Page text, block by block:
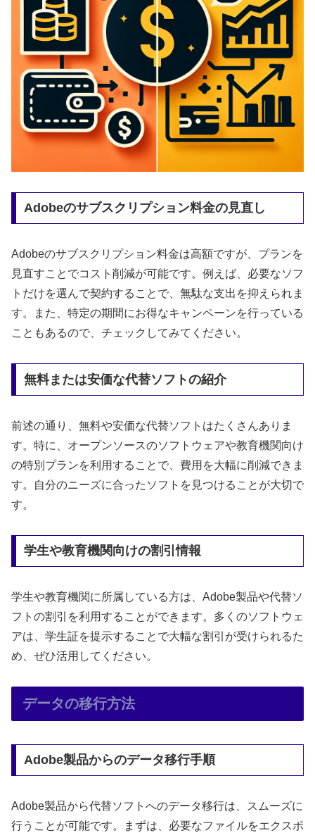
Adobeのサブスクリプション料金の見直し
Adobeのサブスクリプション料金は高額ですが、プランを
見直すことでコスト削減が可能です。例えば、必要なソフ
トだけを選んで契約することで、無駄な支出を抑えられま
す。また、特定の期間にお得なキャンペーンを行っている
こともあるので、チェックしてみてください。
無料または安価な代替ソフトの紹介
前述の通り、無料や安価な代替ソフトはたくさんありま
す。特に、オープンソースのソフトウェアや教育機関向け
の特別プランを利用することで、費用を大幅に削減できま
す。自分のニーズに合ったソフトを見つけることが大切で
す。
学生や教育機関向けの割引情報
学生や教育機関に所属している方は、Adobe製品や代替ソ
フトの割引を利用することができます。多くのソフトウェ
アは、学生証を提示することで大幅な割引が受けられるた
め、ぜひ活用してください。
データの移行方法
Adobe製品からのデータ移行手順
Adobe製品から代替ソフトへのデータ移行は、スムーズに
行うことが可能です。まずは、必要なファイルをエクスポ